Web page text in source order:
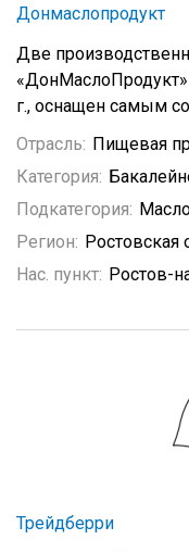
Донмаслопродукт
Две
г., оснащен самым
Отрасль: Пищевая
Категория:
Подкатегория:
Регион: Ростовская
Нас. пункт: Ростов-
Трейдберри